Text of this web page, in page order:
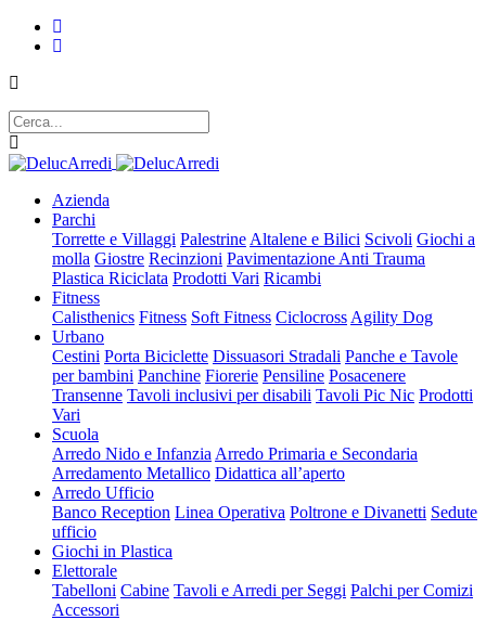
Azienda
Parchi
Torrette e Villaggi Palestrine Altalene e Bilici Scivoli Giochi a
molla Giostre Recinzioni Pavimentazione Anti Trauma
Plastica Riciclata Prodotti Vari Ricambi
Fitness
Calisthenics Fitness Soft Fitness Ciclocross Agility Dog
Urbano
Cestini Porta Biciclette Dissuasori Stradali Panche e Tavole
per bambini Panchine Fiorerie Pensiline Posacenere
Transenne Tavoli inclusivi per disabili Tavoli Pic Nic Prodotti
Vari
Scuola
Arredo Nido e Infanzia Arredo Primaria e Secondaria
Arredamento Metallico Didattica all’aperto
Arredo Ufficio
Banco Reception Linea Operativa Poltrone e Divanetti Sedute
ufficio
Giochi in Plastica
Elettorale
Tabelloni Cabine Tavoli e Arredi per Seggi Palchi per Comizi
Accessori